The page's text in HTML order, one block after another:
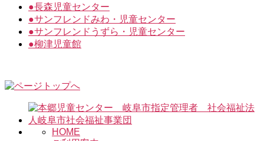
●長森児童センター
●サンフレンドみわ・児童センター
●サンフレンドうずら・児童センター
●柳津児童館
HOME